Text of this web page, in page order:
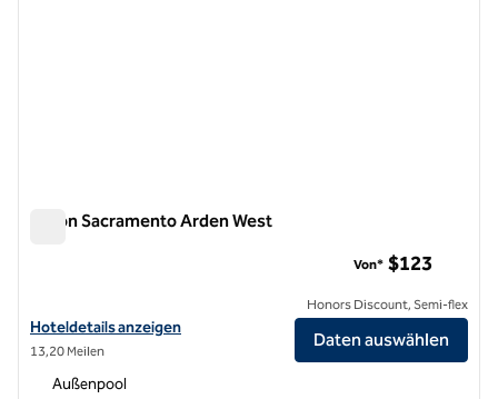
Hilton Sacramento Arden West
Hoteldetails für das Hilton Sacramento Arden West anzeigen
Hoteldetails anzeigen
13,20 Meilen
Von* $123
Honors Discount, Semi-flex
Daten auswählen
Außenpool